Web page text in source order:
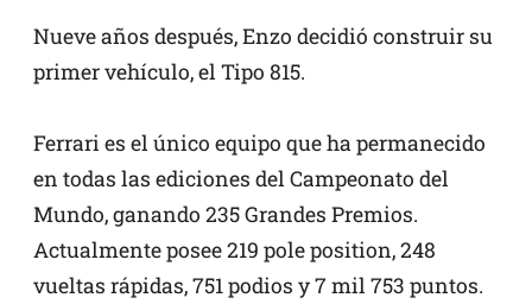
Nueve años después, Enzo decidió construir su
primer vehículo, el Tipo 815.
Ferrari es el único equipo que ha permanecido
en todas las ediciones del Campeonato del
Mundo, ganando 235 Grandes Premios.
Actualmente posee 219 pole position, 248
vueltas rápidas, 751 podios y 7 mil 753 puntos.